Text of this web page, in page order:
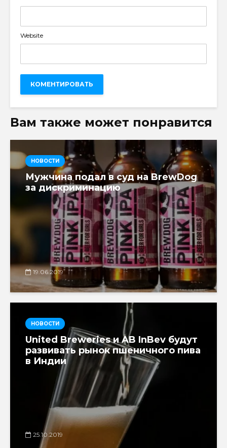
Website
Вам также может понравится
НОВОСТИ
Мужчина подал в суд на BrewDog
за дискриминацию
19.06.2019
НОВОСТИ
United Breweries и AB InBev будут
развивать рынок пшеничного пива
в Индии
25.10.2019